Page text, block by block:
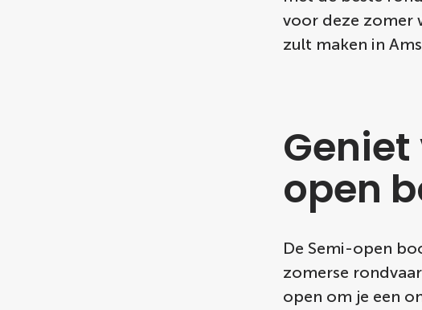
voor deze zomer
zult maken in
open
De Semi-open
zomerse
open om je een